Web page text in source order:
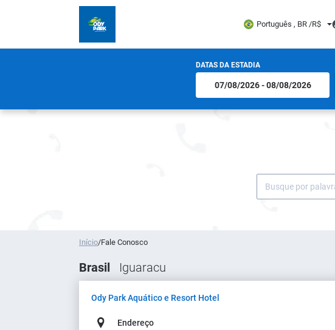
Português , BR /R$
DATAS DA ESTADIA
Início/Fale Conosco
Brasil Iguaracu
Ody Park Aquático e Resort Hotel
Endereço